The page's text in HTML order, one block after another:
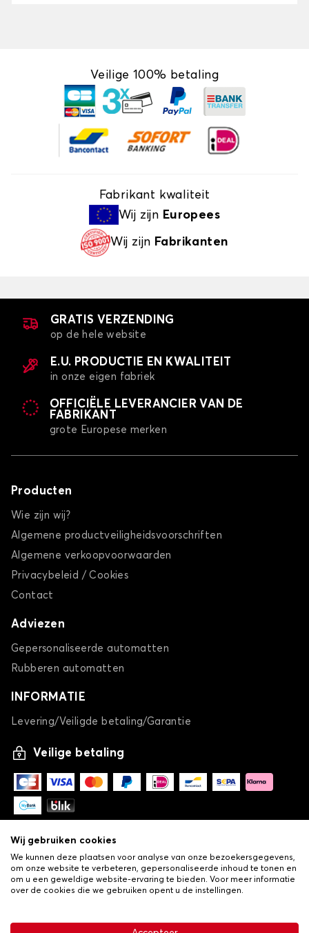
Veilige 100% betaling
Fabrikant kwaliteit
Wij zijn Europees
Wij zijn Fabrikanten
GRATIS VERZENDING
op de hele website
E.U. PRODUCTIE EN KWALITEIT
in onze eigen fabriek
OFFICIËLE LEVERANCIER VAN DE
FABRIKANT
grote Europese merken
Producten
Wie zijn wij?
Algemene productveiligheidsvoorschriften
Algemene verkoopvoorwaarden
Privacybeleid / Cookies
Contact
Adviezen
Gepersonaliseerde automatten
Rubberen automatten
INFORMATIE
Levering/Veiligde betaling/Garantie
Veilige betaling
Algemene verkoopvoorwaarden•Privacy- en cookiebeleid
Wij gebruiken cookies
We kunnen deze plaatsen voor analyse van onze bezoekersgegevens,
om onze website te verbeteren, gepersonaliseerde inhoud te tonen en
om u een geweldige website-ervaring te bieden. Voor meer informatie
over de cookies die we gebruiken opent u de instellingen.